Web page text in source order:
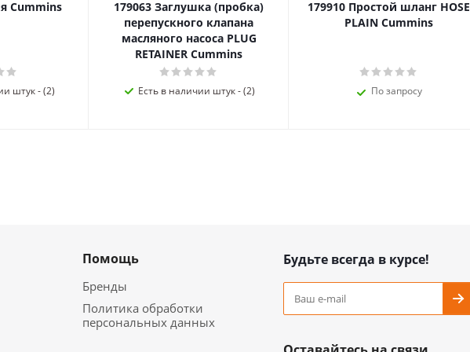
Cummins
штук - (2)
179063 Заглушка (пробка)
перепускного клапана
масляного насоса PLUG
RETAINER Cummins
Есть в наличии штук - (2)
179910 Простой шланг HOSE
PLAIN Cummins
По запросу
Помощь
Бренды
Политика обработки
персональных данных
Будьте всегда в курсе!